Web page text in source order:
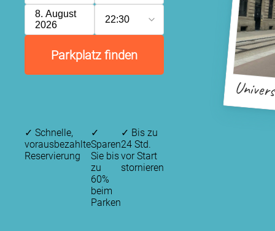
8. August
2026
22:30
Parkplatz finden
✓ Schnelle,
vorausbezahlte
Reservierung
✓
Sparen
Sie bis
zu
60%
beim
Parken
✓ Bis zu
24 Std.
vor Start
stornieren